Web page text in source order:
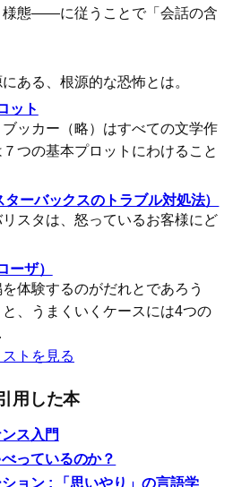
態――に従うことで「会話の含
ある、根源的な恐怖とは。
ット
ブッカー（略）はすべての文学作
つの基本プロットにわけること
ーバックスのトラブル対処法）
スタは、怒っているお客様にど
ーザ）
を体験するのがだれとであろう
、うまくいくケースには4つの
トを見る
用した本
ス入門
っているのか？
ョン : 「思いやり」の言語学